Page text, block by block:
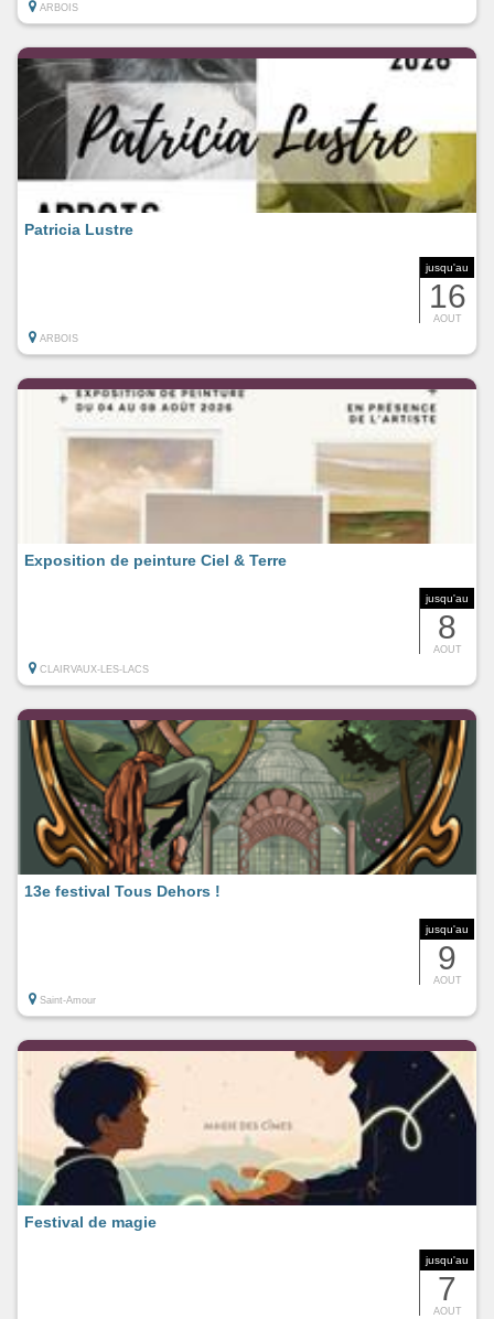
ARBOIS
jusqu'au
16
AOUT
Patricia Lustre
ARBOIS
jusqu'au
8
AOUT
Exposition de peinture Ciel & Terre
CLAIRVAUX-LES-LACS
jusqu'au
9
AOUT
13e festival Tous Dehors !
Saint-Amour
jusqu'au
7
AOUT
Festival de magie